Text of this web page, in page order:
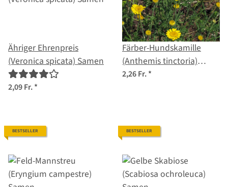
Ähriger Ehrenpreis
(Veronica spicata) Samen
2,09 Fr.*
Färber-Hundskamille
(Anthemis tinctoria)
Samen
2,26 Fr.*
BESTSELLER BESTSELLER